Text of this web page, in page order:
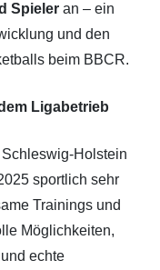
Spieler an – ein
und den
beim BBCR.
Ligabetrieb
Holstein
sportlich sehr
Trainings und
Möglichkeiten,
echte